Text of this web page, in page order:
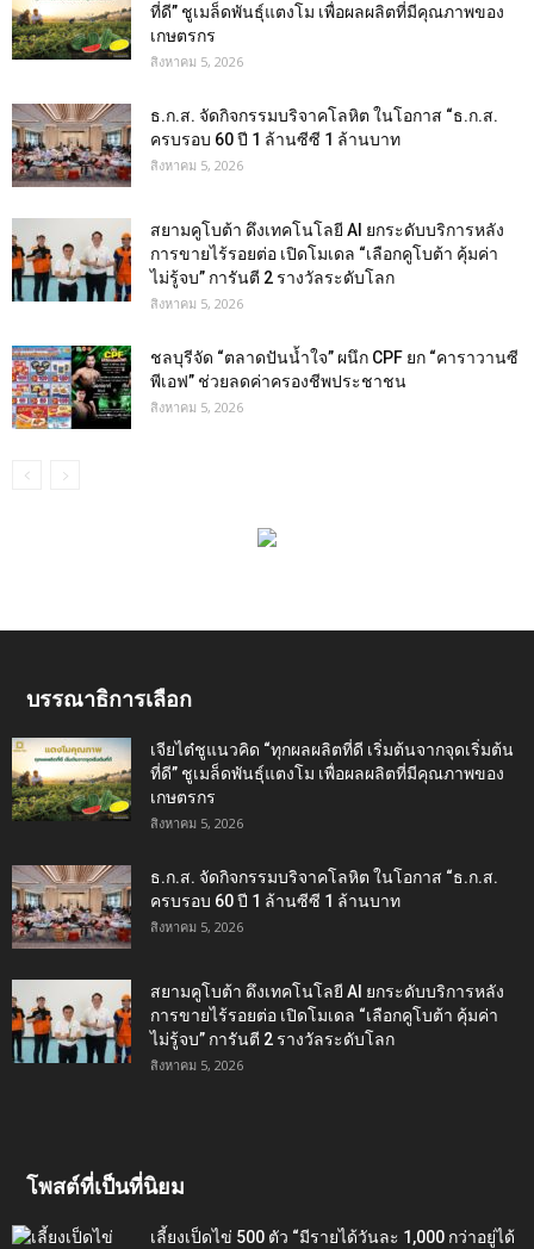
ที่ดี” ชูเมล็ดพันธุ์แตงโม เพื่อผลผลิตที่มีคุณภาพของ
เกษตรกร
สิงหาคม 5, 2026
ธ.ก.ส. จัดกิจกรรมบริจาคโลหิต ในโอกาส “ธ.ก.ส.
ครบรอบ 60 ปี 1 ล้านซีซี 1 ล้านบาท
สิงหาคม 5, 2026
สยามคูโบต้า ดึงเทคโนโลยี AI ยกระดับบริการหลัง
การขายไร้รอยต่อ เปิดโมเดล “เลือกคูโบต้า คุ้มค่า
ไม่รู้จบ” การันตี 2 รางวัลระดับโลก
สิงหาคม 5, 2026
ชลบุรีจัด “ตลาดปันน้ำใจ” ผนึก CPF ยก “คาราวานซี
พีเอฟ” ช่วยลดค่าครองชีพประชาชน
สิงหาคม 5, 2026
บรรณาธิการเลือก
เจียไต๋ชูแนวคิด “ทุกผลผลิตที่ดี เริ่มต้นจากจุดเริ่มต้น
ที่ดี” ชูเมล็ดพันธุ์แตงโม เพื่อผลผลิตที่มีคุณภาพของ
เกษตรกร
สิงหาคม 5, 2026
ธ.ก.ส. จัดกิจกรรมบริจาคโลหิต ในโอกาส “ธ.ก.ส.
ครบรอบ 60 ปี 1 ล้านซีซี 1 ล้านบาท
สิงหาคม 5, 2026
สยามคูโบต้า ดึงเทคโนโลยี AI ยกระดับบริการหลัง
การขายไร้รอยต่อ เปิดโมเดล “เลือกคูโบต้า คุ้มค่า
ไม่รู้จบ” การันตี 2 รางวัลระดับโลก
สิงหาคม 5, 2026
โพสต์ที่เป็นที่นิยม
เลี้ยงเป็ดไข่ 500 ตัว “มีรายได้วันละ 1,000 กว่าอยู่ได้